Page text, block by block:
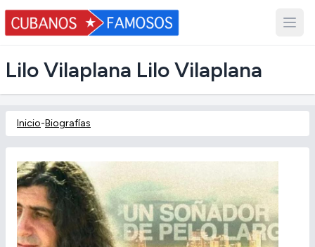
Lilo Vilaplana Lilo Vilaplana
Inicio-Biografías